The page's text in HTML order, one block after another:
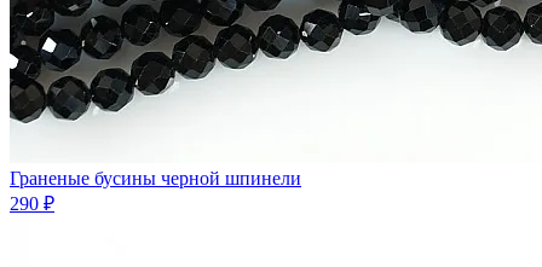
Граненые бусины черной шпинели
290 ₽